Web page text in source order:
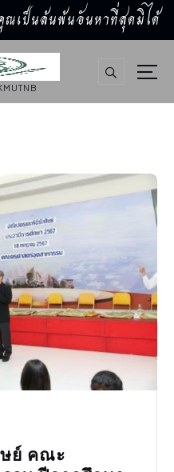
ณเป็นล้นพ้นอันหาที่สุดมิได้
ย์ คณะ